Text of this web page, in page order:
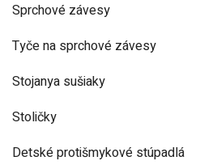
Sprchové závesy
Tyče na sprchové závesy
Stojanya sušiaky
Stoličky
Detské protišmykové stúpadlá